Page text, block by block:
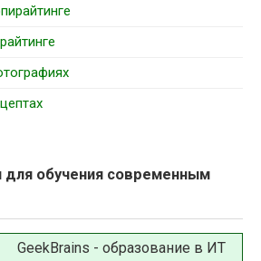
обучения современным
GeekBrains - образование в ИТ